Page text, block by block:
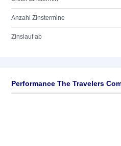
Anzahl Zinstermine
Zinslauf ab
Performance The Travelers